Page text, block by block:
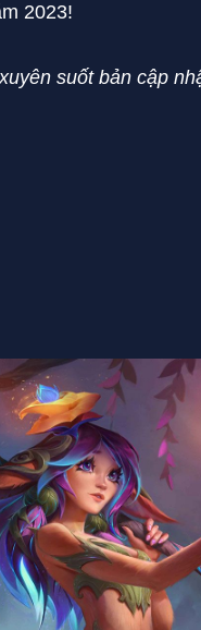
2023!
suốt bản cập